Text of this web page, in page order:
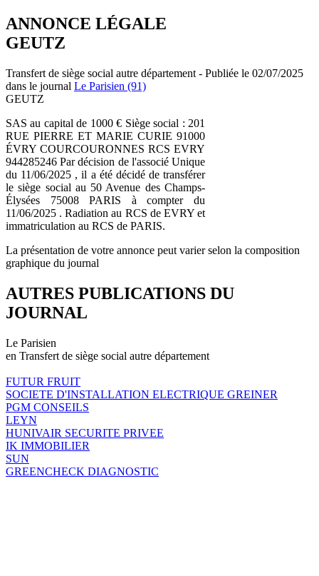
ANNONCE LÉGALE
GEUTZ
Transfert de siège social autre département - Publiée le 02/07/2025
dans le journal Le Parisien (91)
GEUTZ
SAS au capital de 1000 € Siège social : 201
RUE PIERRE ET MARIE CURIE 91000
ÉVRY COURCOURONNES RCS EVRY
944285246 Par décision de l'associé Unique
du 11/06/2025 , il a été décidé de transférer
le siège social au 50 Avenue des Champs-
Élysées 75008 PARIS à compter du
11/06/2025 . Radiation au RCS de EVRY et
immatriculation au RCS de PARIS.
La présentation de votre annonce peut varier selon la composition
graphique du journal
AUTRES PUBLICATIONS DU
JOURNAL
Le Parisien
en Transfert de siège social autre département
FUTUR FRUIT
SOCIETE D'INSTALLATION ELECTRIQUE GREINER
PGM CONSEILS
LEYN
HUNIVAIR SECURITE PRIVEE
IK IMMOBILIER
SUN
GREENCHECK DIAGNOSTIC